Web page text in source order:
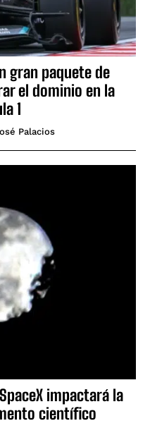
gran paquete de
el dominio en la
1
Palacios
impactará la
científico